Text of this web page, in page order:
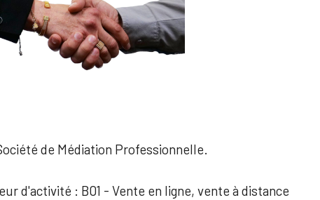
de Médiation Professionnelle.
d'activité : B01 - Vente en ligne, vente à distance